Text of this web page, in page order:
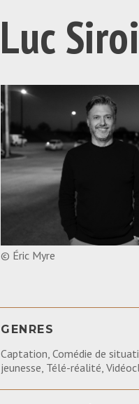
Luc
© Éric Myre
GENRES
Captation, Comédie de
jeunesse, Télé-réalité,